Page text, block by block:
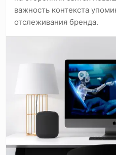
важность контекста
отслеживания бренда.